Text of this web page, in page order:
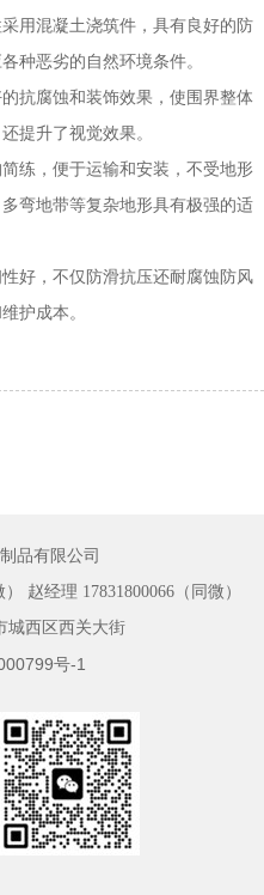
用混凝土浇筑件，‌具有良好的防
种恶劣的自然环境条件。‌
抗腐蚀和装饰效果，‌使围界整体
提升了视觉效果。‌
练，‌便于运输和安装，‌不受地形
弯地带等复杂地形具有极强的适
好，‌不仅防滑抗压还耐腐蚀防风
护成本。‌
品有限公司
赵经理 17831800066（同微）
城西区西关大街
号-1